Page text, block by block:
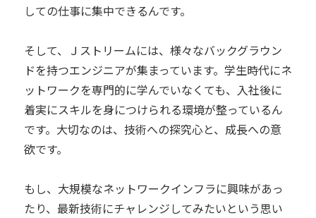
しての仕事に集中できるんです。
そして、Ｊストリームには、様々なバックグラウン
ドを持つエンジニアが集まっています。学生時代にネ
ットワークを専門的に学んでいなくても、入社後に
着実にスキルを身につけられる環境が整っているん
です。大切なのは、技術への探究心と、成長への意
欲です。
もし、大規模なネットワークインフラに興味があっ
たり、最新技術にチャレンジしてみたいという思い